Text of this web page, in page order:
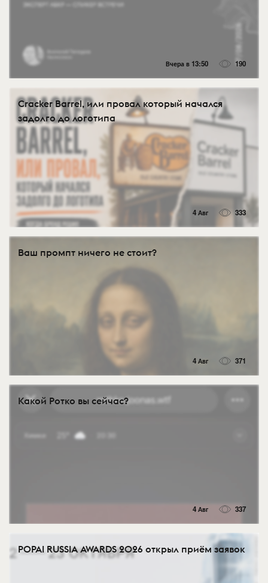
Вчера в 13:50 190
Cracker Barrel, или провал который начался
задолго до логотипа
4 Авг 333
Ваш промпт ничего не стоит?
4 Авг 371
Какой Ротко вы сейчас?
4 Авг 337
POPAI RUSSIA AWARDS 2026 открыл приём заявок